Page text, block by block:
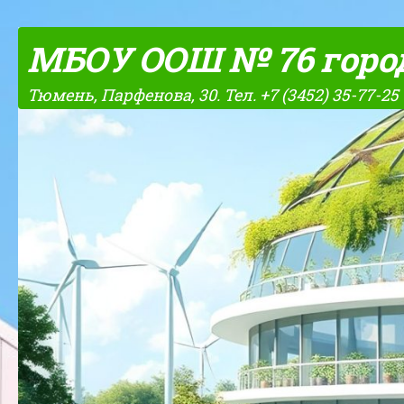
Skip to content
МБОУ ООШ № 76
Тюмень, Парфенова, 30. Тел. +7 (3452) 35-77-25